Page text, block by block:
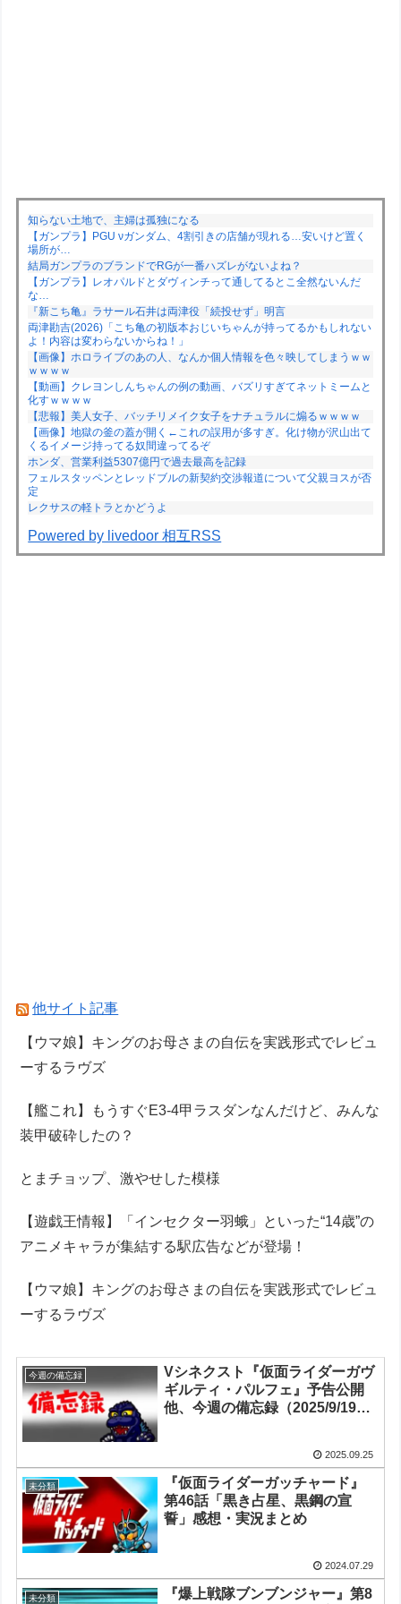
知らない土地で、主婦は孤独になる
【ガンプラ】PGU νガンダム、4割引きの店舗が現れる…安いけど置く
場所が…
結局ガンプラのブランドでRGが一番ハズレがないよね？
【ガンプラ】レオパルドとダヴィンチって通してるとこ全然ないんだ
な…
『新こち亀』ラサール石井は両津役「続投せず」明言
両津勘吉(2026)「こち亀の初版本おじいちゃんが持ってるかもしれない
よ！内容は変わらないからね！」
【画像】ホロライブのあの人、なんか個人情報を色々映してしまうｗｗ
ｗｗｗｗ
【動画】クレヨンしんちゃんの例の動画、バズリすぎてネットミームと
化すｗｗｗｗ
【悲報】美人女子、バッチリメイク女子をナチュラルに煽るｗｗｗｗ
【画像】地獄の釜の蓋が開く←これの誤用が多すぎ。化け物が沢山出て
くるイメージ持ってる奴間違ってるぞ
ホンダ、営業利益5307億円で過去最高を記録
フェルスタッペンとレッドブルの新契約交渉報道について父親ヨスが否
定
レクサスの軽トラとかどうよ
Powered by livedoor 相互RSS
他サイト記事
【ウマ娘】キングのお母さまの自伝を実践形式でレビュ
ーするラヴズ
【艦これ】もうすぐE3-4甲ラスダンなんだけど、みんな
装甲破砕したの？
とまチョップ、激やせした模様
【遊戯王情報】「インセクター羽蛾」といった“14歳”の
アニメキャラが集結する駅広告などが登場！
【ウマ娘】キングのお母さまの自伝を実践形式でレビュ
ーするラヴズ
今週の備忘録
Vシネクスト『仮面ライダーガヴ
ギルティ・パルフェ』予告公開
他、今週の備忘録（2025/9/19～
2025.09.25
未分類
『仮面ライダーガッチャード』
第46話「黒き占星、黒鋼の宣
誓」感想・実況まとめ
2024.07.29
未分類 『爆上戦隊ブンブンジャー』第8